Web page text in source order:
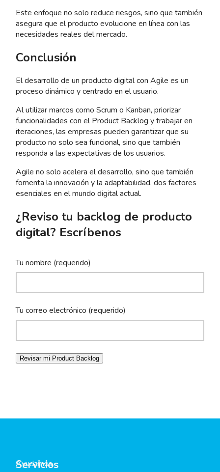
Este enfoque no solo reduce riesgos, sino que también
asegura que el producto evolucione en línea con las
necesidades reales del mercado.
Conclusión
El desarrollo de un producto digital con Agile es un
proceso dinámico y centrado en el usuario.
Al utilizar marcos como Scrum o Kanban, priorizar
funcionalidades con el Product Backlog y trabajar en
iteraciones, las empresas pueden garantizar que su
producto no solo sea funcional, sino que también
responda a las expectativas de los usuarios.
Agile no solo acelera el desarrollo, sino que también
fomenta la innovación y la adaptabilidad, dos factores
esenciales en el mundo digital actual.
¿Reviso tu backlog de producto
digital? Escríbenos
Tu nombre (requerido)
Tu correo electrónico (requerido)
Ayudamos
Servicios